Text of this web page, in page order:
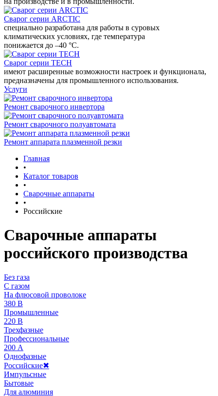
Сварог серии ARCTIC
специально разработана для работы в суровых
климатических условиях, где температура
понижается до –40 °С.
Сварог серии TECH
имеют расширенные возможности настроек и функционала,
предназначены для промышленного использования.
Услуги
Ремонт сварочного инвертора
Ремонт сварочного полуавтомата
Ремонт аппарата плазменной резки
Главная
•
Каталог товаров
•
Сварочные аппараты
•
Российские
Сварочные аппараты
российского производства
Без газа
С газом
На флюсовой проволоке
380 В
Промышленные
220 В
Трехфазные
Профессиональные
200 А
Однофазные
Российские✖
Импульсные
Бытовые
Для алюминия